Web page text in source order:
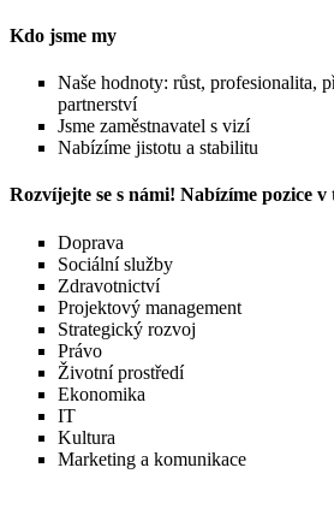
Kdo jsme my
Naše hodnoty: růst, profesionalita,
partnerství
Jsme zaměstnavatel s vizí
Nabízíme jistotu a stabilitu
Rozvíjejte se s námi! Nabízíme pozice v
Doprava
Sociální služby
Zdravotnictví
Projektový management
Strategický rozvoj
Právo
Životní prostředí
Ekonomika
IT
Kultura
Marketing a komunikace